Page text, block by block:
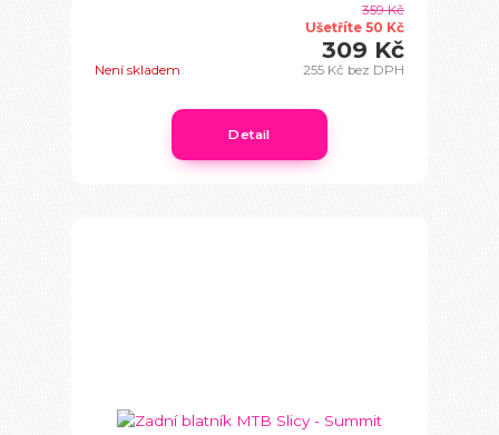
359 Kč
Ušetříte 50 Kč
309 Kč
255 Kč bez DPH
Není skladem
Detail